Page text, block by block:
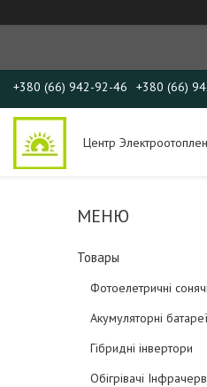
+380 (66) 942-92-46 +380 (66)
Центр
Товары
Фотоелетричні
Акумуляторні батареї
Гібридні інвертори
Обігрівачі